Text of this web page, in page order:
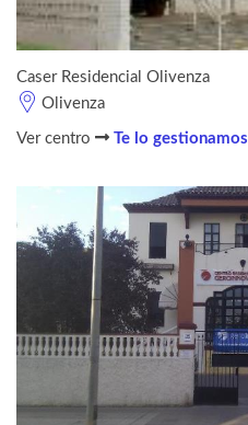
Caser Residencial Olivenza
Olivenza
Ver centro Te lo gestionamos